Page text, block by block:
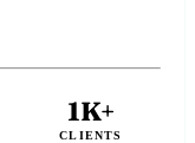
1K+
CLIENTS